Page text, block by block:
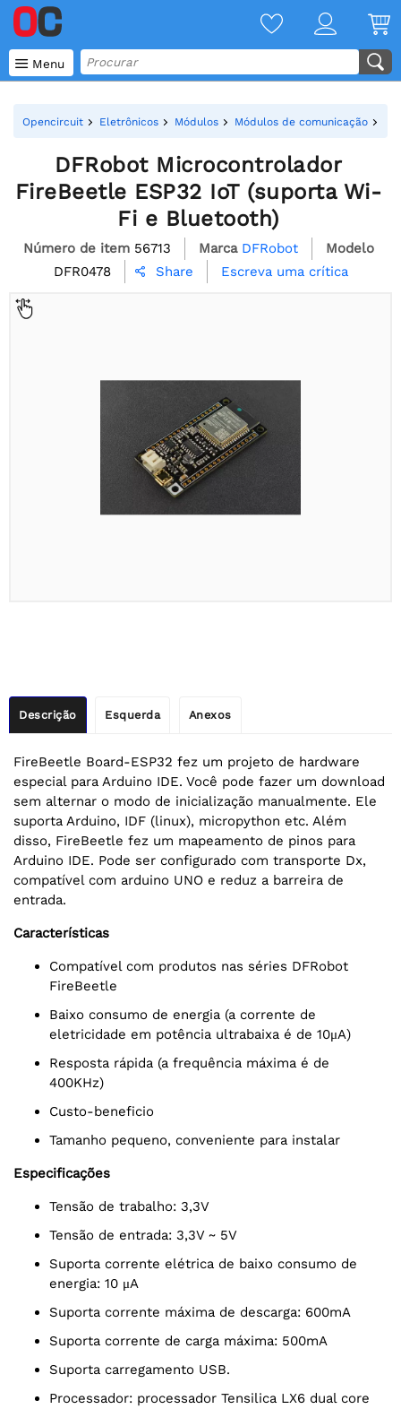
 Menu
Opencircuit Eletrônicos Módulos Módulos de comunicação
DFRobot Microcontrolador
FireBeetle ESP32 IoT (suporta Wi-
Fi e Bluetooth)
Número de item 56713 Marca DFRobot
Modelo
DFR0478
 Share Escreva uma crítica
Descrição Esquerda Anexos
FireBeetle Board-ESP32 fez um projeto de hardware
especial para Arduino IDE. Você pode fazer um download
sem alternar o modo de inicialização manualmente. Ele
suporta Arduino, IDF (linux), micropython etc. Além
disso, FireBeetle fez um mapeamento de pinos para
Arduino IDE. Pode ser configurado com transporte Dx,
compatível com arduino UNO e reduz a barreira de
entrada.
Características
Compatível com produtos nas séries DFRobot
FireBeetle
Baixo consumo de energia (a corrente de
eletricidade em potência ultrabaixa é de 10μA)
Resposta rápida (a frequência máxima é de
400KHz)
Custo-beneficio
Tamanho pequeno, conveniente para instalar
Especificações
Tensão de trabalho: 3,3V
Tensão de entrada: 3,3V ~ 5V
Suporta corrente elétrica de baixo consumo de
energia: 10 μA
Suporta corrente máxima de descarga: 600mA
Suporta corrente de carga máxima: 500mA
Suporta carregamento USB.
Processador: processador Tensilica LX6 dual core